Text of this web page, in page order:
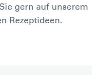
gern auf unserem
Rezeptideen.